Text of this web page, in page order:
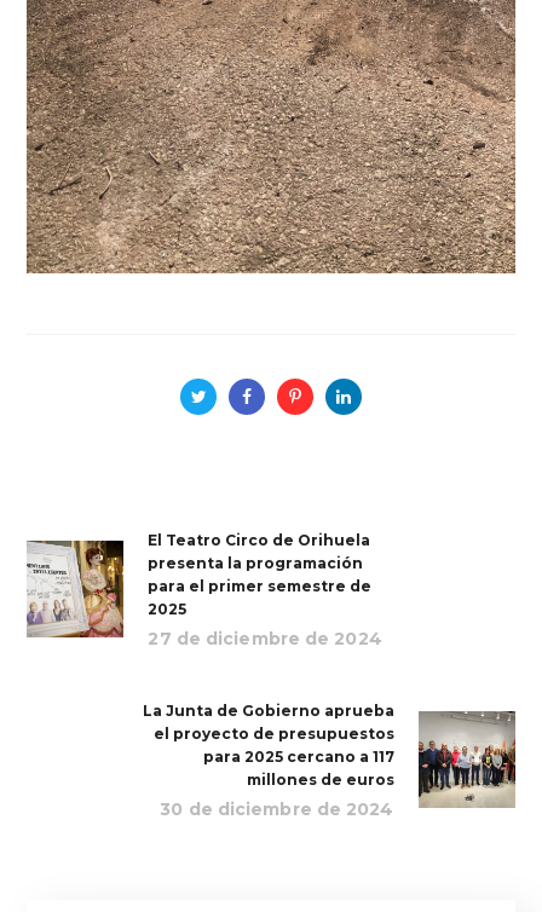
El Teatro Circo de Orihuela
presenta la programación
para el primer semestre de
2025
27 de diciembre de 2024
La Junta de Gobierno aprueba
el proyecto de presupuestos
para 2025 cercano a 117
millones de euros
30 de diciembre de 2024